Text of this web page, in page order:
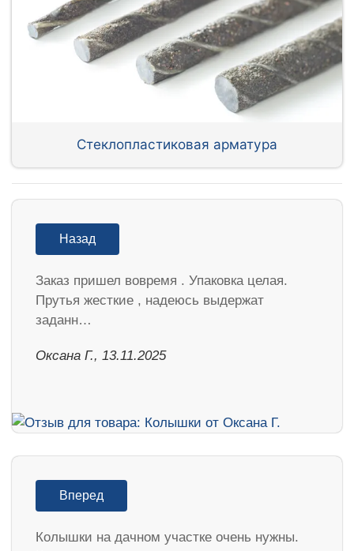
Стеклопластиковая арматура
Назад
Заказ пришел вовремя . Упаковка целая.
Прутья жесткие , надеюсь выдержат
заданн…
Оксана Г., 13.11.2025
Вперед
Колышки на дачном участке очень нужны.